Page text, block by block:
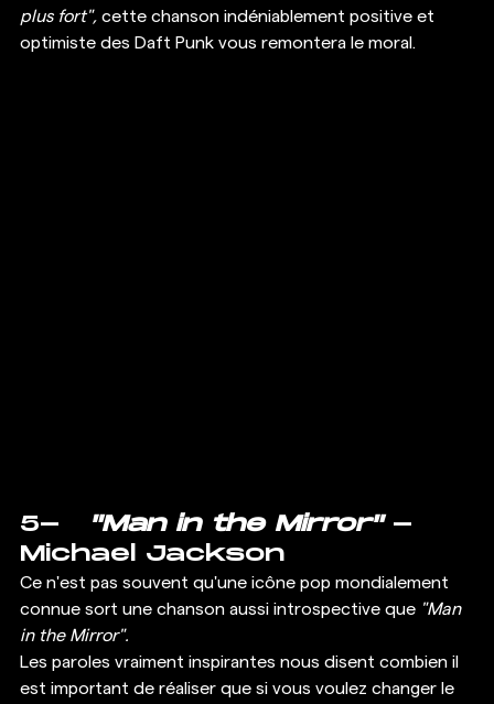
plus fort", cette chanson indéniablement positive et
optimiste des Daft Punk vous remontera le moral.
5- "Man in the Mirror" -
Michael Jackson
Ce n'est pas souvent qu'une icône pop mondialement
connue sort une chanson aussi introspective que "Man
in the Mirror".
Les paroles vraiment inspirantes nous disent combien il
est important de réaliser que si vous voulez changer le